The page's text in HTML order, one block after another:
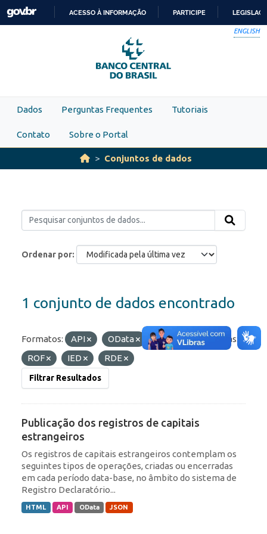
Skip to main content
PARA
O
CONTEÚDO
ACESSO À INFORMAÇÃO PARTICIPE
ENGLISH
Dados Perguntas Frequentes Tutoriais
Contato Sobre o Portal
Conjuntos de dados
Ordenar por
1 conjunto de dados encontrado
Formatos: API OData HTML
Etiquetas:
ROF
IED RDE
Filtrar Resultados
Publicação dos registros de capitais
estrangeiros
Os registros de capitais estrangeiros contemplam os
seguintes tipos de operações, criadas ou encerradas
em cada período data-base, no âmbito do sistema de
Registro Declaratório...
HTML API OData JSON